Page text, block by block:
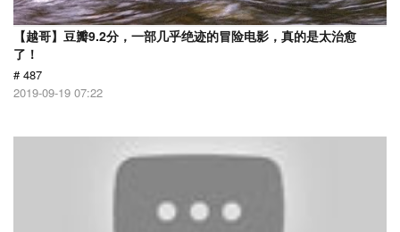
【越哥】豆瓣9.2分，一部几乎绝迹的冒险电影，真的是太治愈
了！
# 487
2019-09-19 07:22